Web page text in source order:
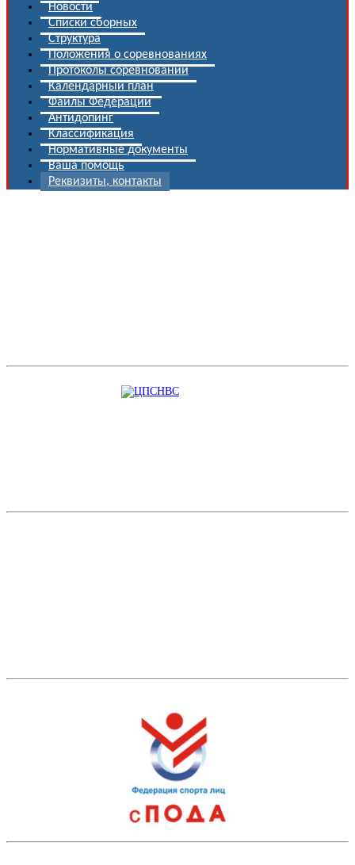
Новости
Списки сборных
Структура
Положения о соревнованиях
Протоколы соревнований
Календарный план
Файлы Федерации
Антидопинг
Классификация
Нормативные документы
Ваша помощь
Реквизиты, контакты